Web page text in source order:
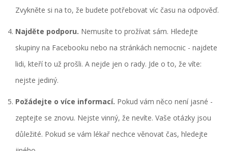
Zvykněte si na to, že budete potřebovat víc času na odpověď.
Najděte podporu. Nemusíte to prožívat sám. Hledejte
skupiny na Facebooku nebo na stránkách nemocnic - najdete
lidi, kteří to už prošli. A nejde jen o rady. Jde o to, že víte:
nejste jediný.
Požádejte o více informací. Pokud vám něco není jasné -
zeptejte se znovu. Nejste vinný, že nevíte. Vaše otázky jsou
důležité. Pokud se vám lékař nechce věnovat čas, hledejte